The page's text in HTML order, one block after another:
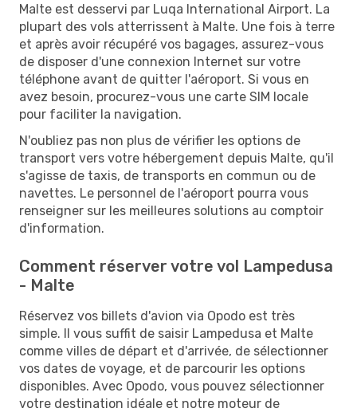
Malte est desservi par Luqa International Airport. La
plupart des vols atterrissent à Malte. Une fois à terre
et après avoir récupéré vos bagages, assurez-vous
de disposer d'une connexion Internet sur votre
téléphone avant de quitter l'aéroport. Si vous en
avez besoin, procurez-vous une carte SIM locale
pour faciliter la navigation.
N'oubliez pas non plus de vérifier les options de
transport vers votre hébergement depuis Malte, qu'il
s'agisse de taxis, de transports en commun ou de
navettes. Le personnel de l'aéroport pourra vous
renseigner sur les meilleures solutions au comptoir
d'information.
Comment réserver votre vol Lampedusa
- Malte
Réservez vos billets d'avion via Opodo est très
simple. Il vous suffit de saisir Lampedusa et Malte
comme villes de départ et d'arrivée, de sélectionner
vos dates de voyage, et de parcourir les options
disponibles. Avec Opodo, vous pouvez sélectionner
votre destination idéale et notre moteur de